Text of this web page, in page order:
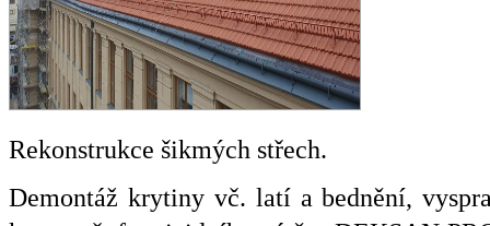
Rekonstrukce šikmých střech.
Demontáž krytiny vč. latí a bednění,